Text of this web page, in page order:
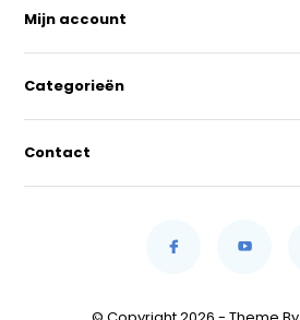
Mijn account
Categorieën
Contact